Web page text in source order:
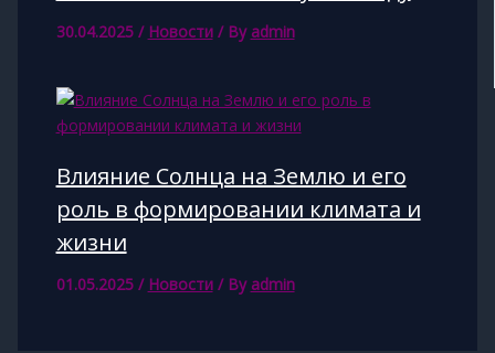
30.04.2025 / Новости/ By admin
Влияние Солнца на Землю и его
роль в формировании климата и
жизни
01.05.2025 / Новости/ By admin